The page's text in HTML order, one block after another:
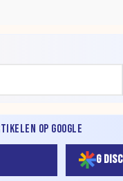
OP GOOGLE
G